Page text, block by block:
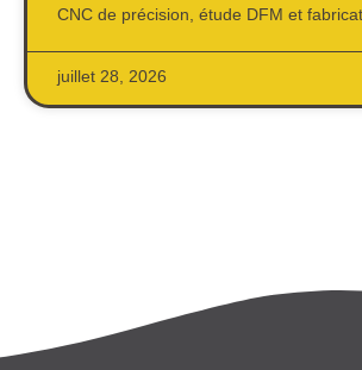
CNC de précision, étude DFM et
juillet 28, 2026